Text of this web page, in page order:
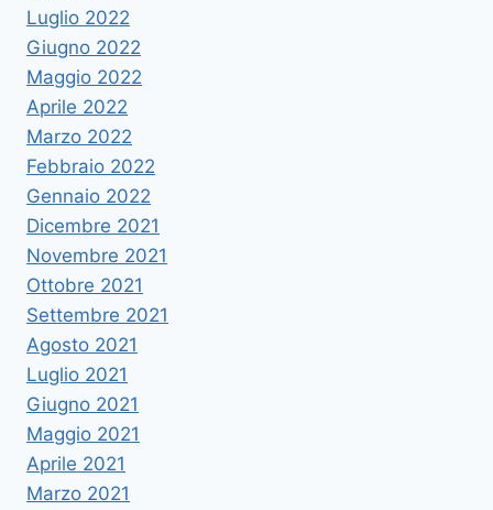
Luglio 2022
Giugno 2022
Maggio 2022
Aprile 2022
Marzo 2022
Febbraio 2022
Gennaio 2022
Dicembre 2021
Novembre 2021
Ottobre 2021
Settembre 2021
Agosto 2021
Luglio 2021
Giugno 2021
Maggio 2021
Aprile 2021
Marzo 2021